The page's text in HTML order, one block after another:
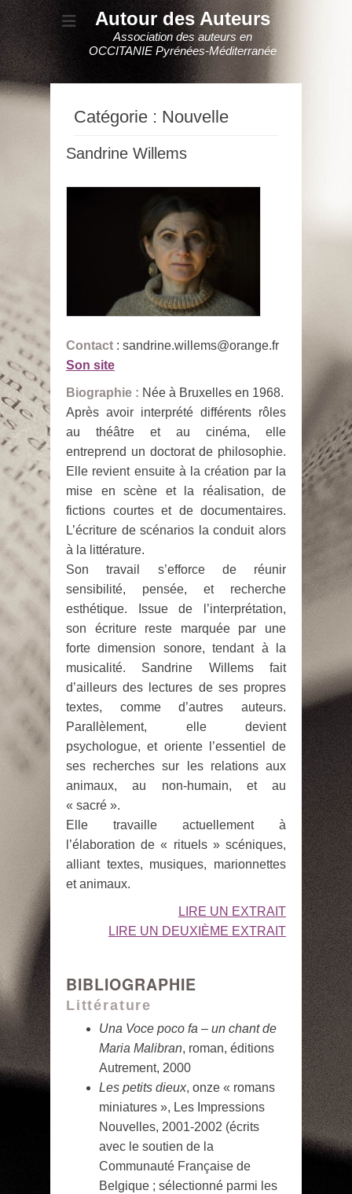
Autour des Auteurs
Association des auteurs en
OCCITANIE Pyrénées-Méditerranée
Catégorie : Nouvelle
Sandrine Willems
Contact : sandrine.willems@orange.fr
Son site
Biographie : Née à Bruxelles en 1968.
Après avoir interprété différents rôles
au théâtre et au cinéma, elle
entreprend un doctorat de philosophie.
Elle revient ensuite à la création par la
mise en scène et la réalisation, de
fictions courtes et de documentaires.
L’écriture de scénarios la conduit alors
à la littérature.
Son travail s’efforce de réunir
sensibilité, pensée, et recherche
esthétique. Issue de l’interprétation,
son écriture reste marquée par une
forte dimension sonore, tendant à la
musicalité. Sandrine Willems fait
d’ailleurs des lectures de ses propres
textes, comme d’autres auteurs.
Parallèlement, elle devient
psychologue, et oriente l’essentiel de
ses recherches sur les relations aux
animaux, au non-humain, et au
« sacré ».
Elle travaille actuellement à
l’élaboration de « rituels » scéniques,
alliant textes, musiques, marionnettes
et animaux.
LIRE UN EXTRAIT
LIRE UN DEUXIÈME EXTRAIT
BIBLIOGRAPHIE
Littérature
Una Voce poco fa – un chant de
Maria Malibran, roman, éditions
Autrement, 2000
Les petits dieux, onze « romans
miniatures », Les Impressions
Nouvelles, 2001-2002 (écrits
avec le soutien de la
Communauté Française de
Belgique ; sélectionné parmi les